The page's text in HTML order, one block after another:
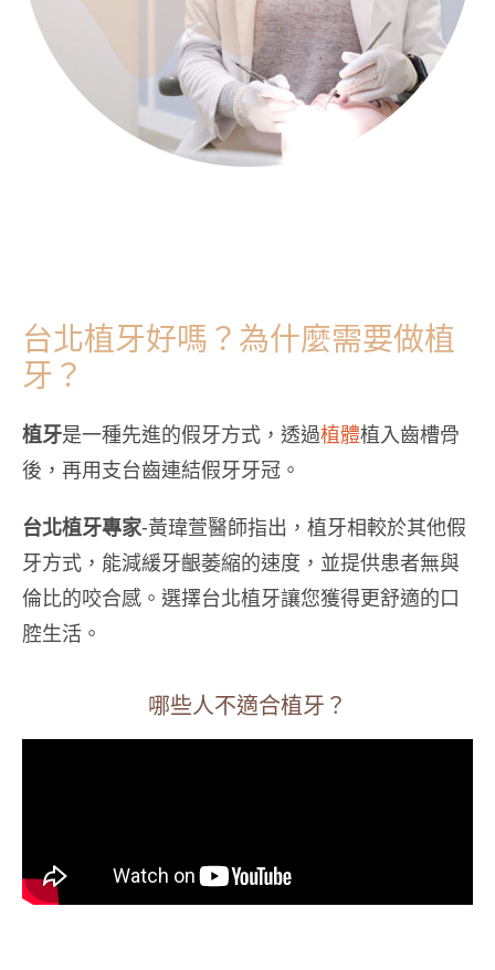
台北植牙好嗎？為什麼需要做植
牙？
植牙是一種先進的假牙方式，透過植體植入齒槽骨
後，再用支台齒連結假牙牙冠。
台北植牙專家-黃瑋萱醫師指出，植牙相較於其他假
牙方式，能減緩牙齦萎縮的速度，並提供患者無與
倫比的咬合感。選擇台北植牙讓您獲得更舒適的口
腔生活。
哪些人不適合植牙？